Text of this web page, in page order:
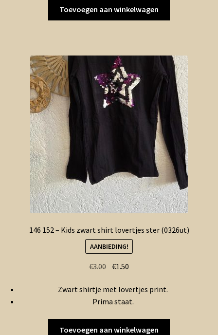
Toevoegen aan winkelwagen
146 152 – Kids zwart shirt lovertjes ster (0326ut)
AANBIEDING!
€3.00 Oorspronkelijke
was:
€3.00.
€1.50
is:
€1.50.
Zwart shirtje met lovertjes print.
Prima staat.
Toevoegen aan winkelwagen